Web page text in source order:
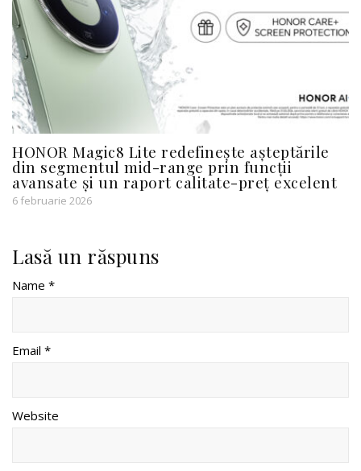
HONOR Magic8 Lite redefinește așteptările
din segmentul mid-range prin funcții
avansate și un raport calitate-preț excelent
6 februarie 2026
Lasă un răspuns
Name *
Email *
Website